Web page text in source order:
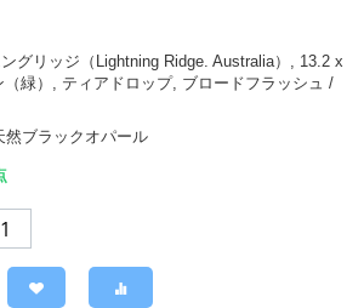
グリッジ（Lightning Ridge. Australia）, 13.2 x
（緑）, ティアドロップ, ブロードフラッシュ /
然ブラックオパール